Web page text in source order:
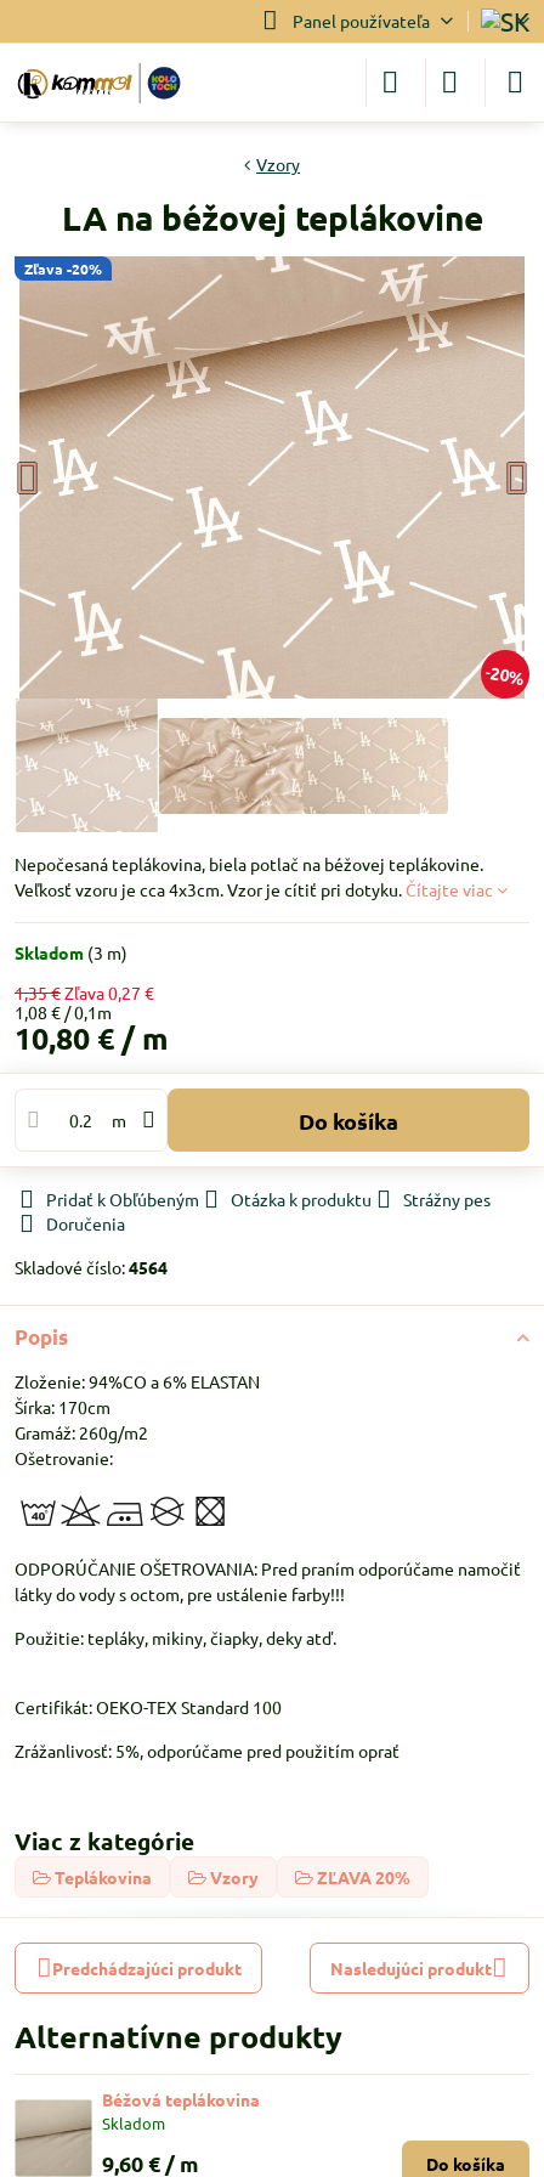
Panel používateľa
Zľava -20%
20%
Vzory
LA na béžovej teplákovine
Nepočesaná teplákovina, biela potlač na béžovej teplákovine.
Veľkosť vzoru je cca 4x3cm. Vzor je cítiť pri dotyku. Čítajte viac
Skladom (3 m)
1,35 €Zľava0,27 €
1,08 €
10,80 € / m
m Do košíka
Pridať k Obľúbeným Otázka k produktu
Strážny pes
Doručenia
Skladové číslo:4564
Popis
Zloženie: 94%CO a 6% ELASTAN
Šírka: 170cm
Gramáž: 260g/m2
Ošetrovanie:
ODPORÚČANIE OŠETROVANIA: Pred praním odporúčame namočiť
látky do vody s octom, pre ustálenie farby!!!
Použitie: tepláky, mikiny, čiapky, deky atď.
Certifikát: OEKO-TEX Standard 100
Zrážanlivosť: 5%, odporúčame pred použitím oprať
Viac z kategórie
Teplákovina Vzory ZĽAVA 20%
Predchádzajúci produkt Nasledujúci produkt
Alternatívne produkty
Béžová teplákovina
Skladom
9,60 € / m Do košíka